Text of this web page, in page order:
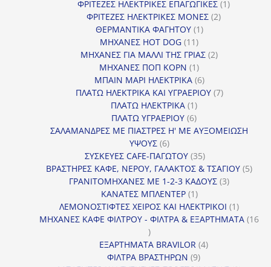
προϊόν
ΦΡΙΤΕΖΕΣ ΗΛΕΚΤΡΙΚΕΣ ΕΠΑΓΩΓΙΚΕΣ 11
ΦΡΙΤΕΖΕΣ ΗΛΕΚΤΡΙΚΕΣ ΜΟΝΕΣ 22
ΘΕΡΜΑΝΤΙΚΑ ΦΑΓΗΤΟΥ 11
ΜΗΧΑΝΕΣ HOT DOG 1111
προϊόντα
ΜΗΧΑΝΕΣ ΓΙΑ ΜΑΛΛΙ ΤΗΣ ΓΡΙΑΣ 22
ΜΗΧΑΝΕΣ ΠΟΠ ΚΟΡΝ 11
προϊόν
ΜΠΑΙΝ ΜΑΡΙ ΗΛΕΚΤΡΙΚΑ 66
προϊόντα
ΠΛΑΤΩ ΗΛΕΚΤΡΙΚΑ ΚΑΙ ΥΓΡΑΕΡΙΟΥ 77
ΠΛΑΤΩ ΗΛΕΚΤΡΙΚΑ 11
προϊόν
ΠΛΑΤΩ ΥΓΡΑΕΡΙΟΥ 66
προϊόντα
ΣΑΛΑΜΑΝΔΡΕΣ ΜΕ ΠΙΑΣΤΡΕΣ Η' ΜΕ ΑΥΞΟΜΕΙΩΣΗ
ΥΨΟΥΣ 66
προϊόντα
ΣΥΣΚΕΥΕΣ CAFE-ΠΑΓΩΤΟΥ 3535
προϊόντα
ΒΡΑΣΤΗΡΕΣ ΚΑΦΕ, ΝΕΡΟΥ, ΓΑΛΑΚΤΟΣ & ΤΣΑΓΙΟΥ 55
ΓΡΑΝΙΤΟΜΗΧΑΝΕΣ ΜΕ 1-2-3 ΚΑΔΟΥΣ 33
ΚΑΝΑΤΕΣ ΜΠΛΕΝΤΕΡ 11
προϊόν
ΛΕΜΟΝΟΣΤΙΦΤΕΣ ΧΕΙΡΟΣ ΚΑΙ ΗΛΕΚΤΡΙΚΟΙ 11
προϊόν
ΜΗΧΑΝΕΣ ΚΑΦΕ ΦΙΛΤΡΟΥ - ΦΙΛΤΡΑ & ΕΞΑΡΤΗΜΑΤΑ 16
16
προϊόντα
ΕΞΑΡΤΗΜΑΤΑ BRAVILOR 44
ΦΙΛΤΡΑ ΒΡΑΣΤΗΡΩΝ 99